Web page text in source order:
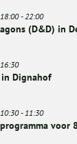
18:00-22:00
(D&D) in
16:30
Dignahof
10:30-11:30
voor